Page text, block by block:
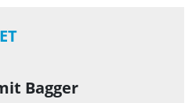
Bagger